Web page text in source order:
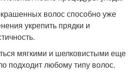
волос способно уже
укрепить прядки и
мягкими и шелковистыми еще
подходит любому типу волос.